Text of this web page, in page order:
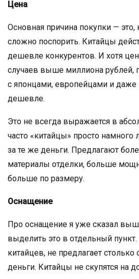
Цена
Основная причина покупки — это,
сложно поспорить. Китайцы
дешевле конкурентов. И хотя
случаев выше миллиона рублей,
с японцами, европейцами и
дешевле.
Это не всегда выражается в
часто «китайцы» просто
за те же деньги. Предлагают
материалы отделки, больше
больше по размеру.
Оснащение
Про оснащение я уже сказал
выделить это в отдельный
китайцев, не предлагает столько
деньги. Китайцы не скупятся на